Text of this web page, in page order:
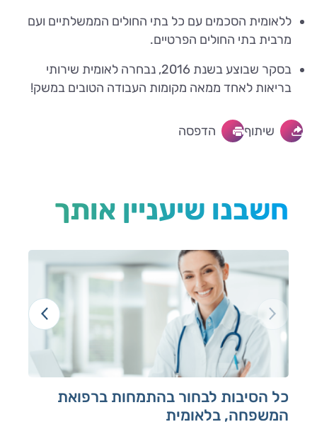
ללאומית הסכמים עם כל בתי החולים הממשלתיים ועם
מרבית בתי החולים הפרטיים.
בסקר שבוצע בשנת 2016, נבחרה לאומית שירותי
בריאות לאחד ממאה מקומות העבודה הטובים במשק!
שיתוף הדפסה
חשבנו שיעניין אותך
כל הסיבות לבחור בהתמחות ברפואת
המשפחה, בלאומית